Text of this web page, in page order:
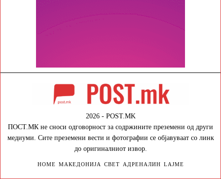
2026 - POST.MK
ПОСТ.МК не сноси одговорност за содржините преземени од други
медиуми. Сите преземени вести и фотографии се објавуваат со линк
до оригиналниот извор.
HOME МАКЕДОНИЈА СВЕТ АДРЕНАЛИН LAJME